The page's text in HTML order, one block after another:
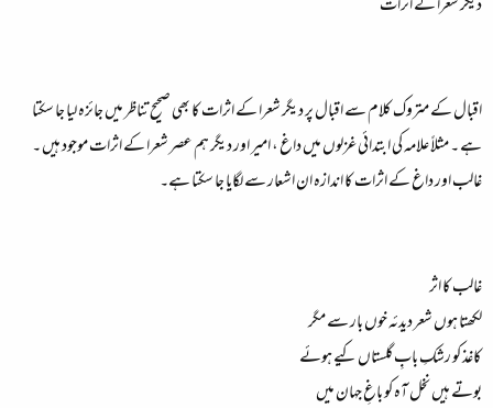
دیگر شعرا کے اثرات
اقبال کے متروک کلام سے اقبال پر دیگر شعرا کے اثرات کا بھی صحیح تناظر میں جائزہ لیا جا سکتا
ہے ۔ مثلاً علامہ کی ابتدائی غزلوں میں داغ ، امیر اور دیگر ہم عصر شعرا کے اثرات موجود ہیں ۔
غالب اور داغ کے اثرات کا اندازہ ان اشعار سے لگایا جا سکتا ہے۔
غالب کا اثر
لکھتا ہوں شعر دیدئہ خوں بار سے مگر
کاغذ کو رشکِ بابِ گلستاں کیے ہوئے
بوتے ہیں نخل آہ کو باغِ جہان میں